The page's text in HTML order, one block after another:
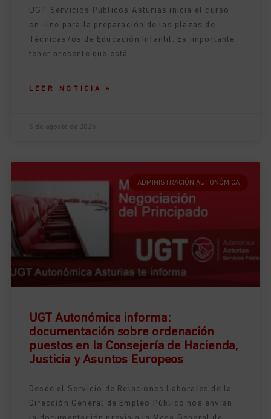
UGT Servicios Públicos Asturias inicia el curso
on-line para la preparación de las plazas de
Técnicas/os de Educación Infantil. Es importante
tener presente que está
LEER NOTICIA »
ADMINISTRACIÓN AUTONÓMICA
UGT Autonómica informa:
documentación sobre ordenación
puestos en la Consejería de Hacienda,
Justicia y Asuntos Europeos
Desde el Servicio de Relaciones Laborales de la
Dirección General de Empleo Público nos envían